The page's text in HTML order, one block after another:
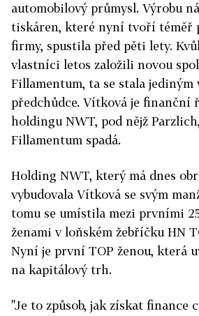
automobilový průmysl. Výrobu
tiskáren, které nyní tvoří téměř
firmy, spustila před pěti lety.
vlastníci letos založili novou
Fillamentum, ta se stala jediným
předchůdce. Vítková je finanční
holdingu NWT, pod nějž
Fillamentum spadá.
Holding NWT, který má dnes
vybudovala Vítková se svým
tomu se umístila mezi prvními
ženami v loňském žebříčku HN
Nyní je první TOP ženou, která
na kapitálový trh.
"Je to způsob, jak získat finance